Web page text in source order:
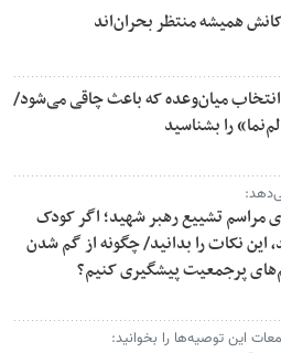
همیشه منتظر بحران‌اند
انتخاب میان‌وعده که باعث چاقی می‌شود/
را بشناسید
مراسم تشییع رهبر شهید؛ اگر کودک
این نکات را بدانید/ چگونه از گم شدن
پرجمعیت پیشگیری کنیم؟
این توصیه‌ها را بخوانید: